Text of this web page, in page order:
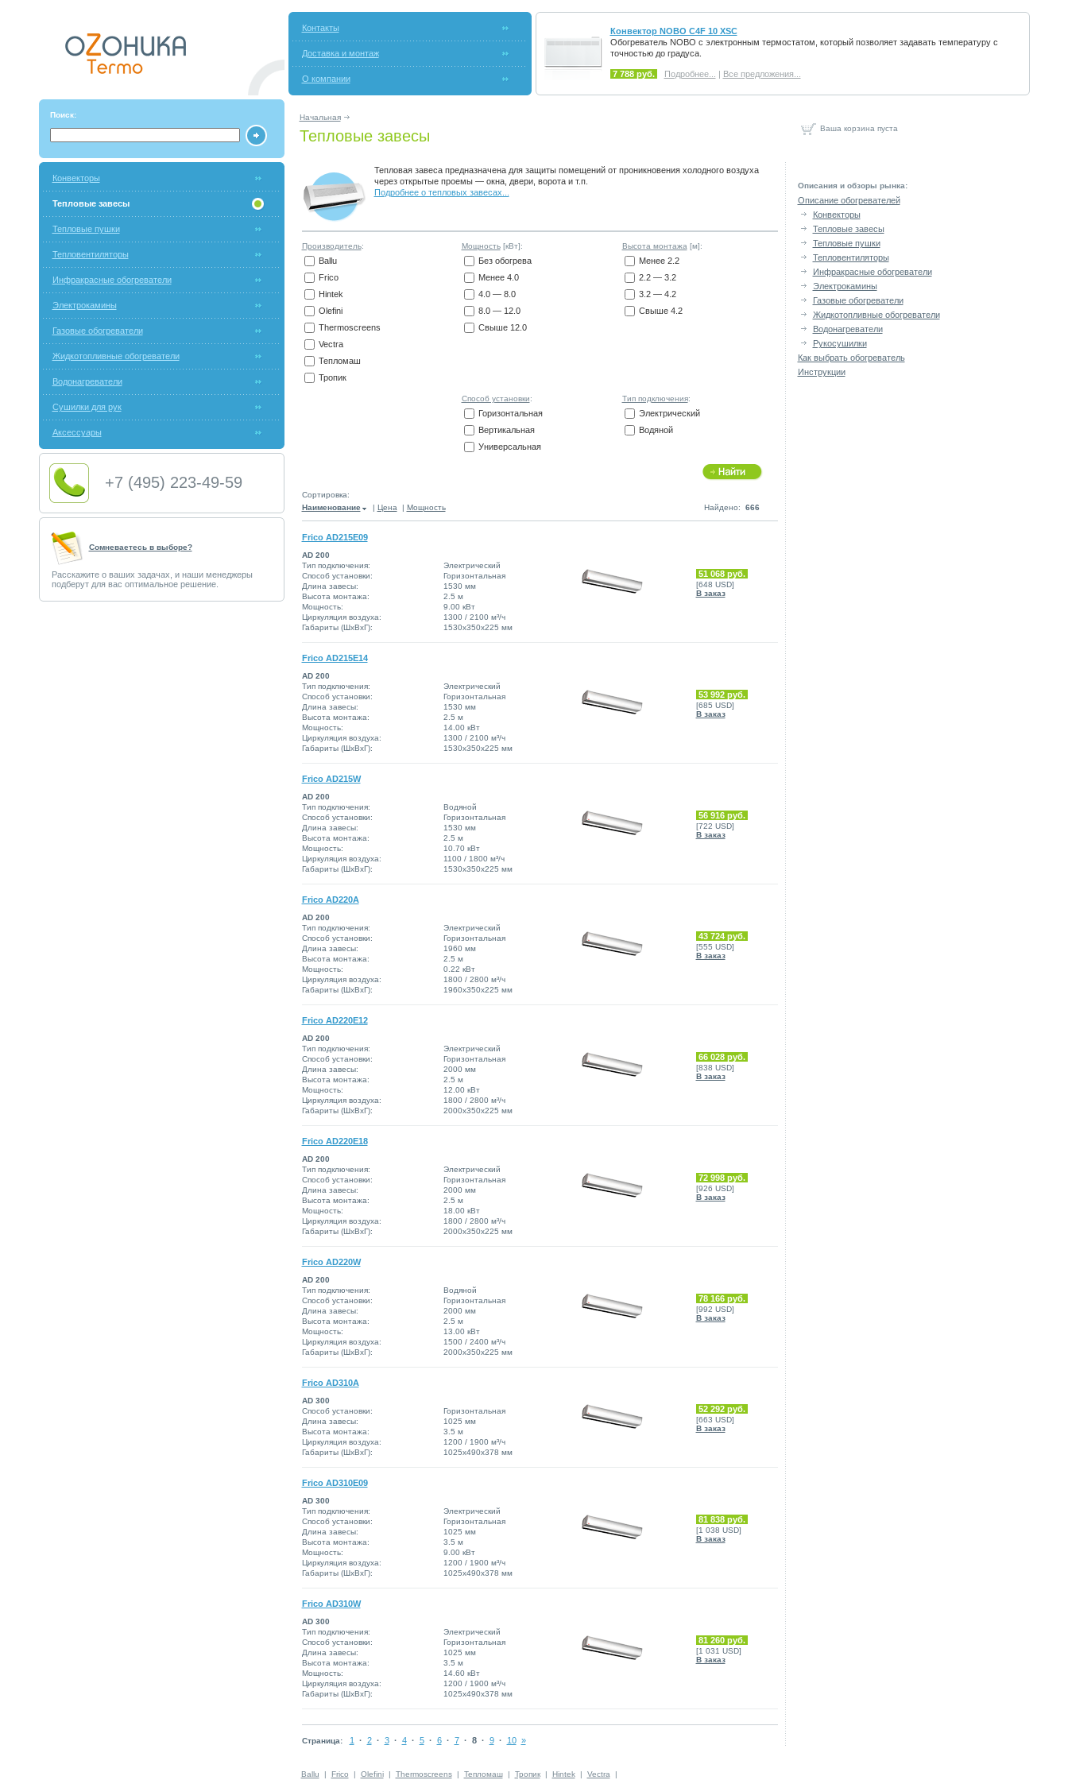
Контакты
Доставка и монтаж
О компании
Конвектор NOBO C4F 10 XSC
Обогреватель NOBO с электронным термостатом, который позволяет задавать температуру с
точностью до градуса.
7 788 руб. Подробнее... | Все предложения...
Поиск: Начальная
Тепловые завесы Ваша корзина пуста
Конвекторы
Тепловые завесы
Тепловые пушки
Тепловентиляторы
Инфракрасные обогреватели
Электрокамины
Газовые обогреватели
Жидкотопливные обогреватели
Водонагреватели
Сушилки для рук
Аксессуары
+7 (495) 223-49-59
Сомневаетесь в выборе?
Расскажите о ваших задачах, и наши менеджеры
подберут для вас оптимальное решение.
Тепловая завеса предназначена для защиты помещений от проникновения холодного воздуха
через открытые проемы — окна, двери, ворота и т.п.
Подробнее о тепловых завесах...
Производитель:
Ballu
Frico
Hintek
Olefini
Thermoscreens
Vectra
Тепломаш
Тропик
Мощность[кВт]:
Без обогрева
Менее 4.0
4.0 — 8.0
8.0 — 12.0
Свыше 12.0
Высота монтажа [м]:
Менее 2.2
2.2 — 3.2
3.2 — 4.2
Свыше 4.2
Способ установки:
Горизонтальная
Вертикальная
Универсальная
Тип подключения:
Электрический
Водяной
Сортировка:
Наименование
| Цена | Мощность Найдено: 666
Frico AD215E09
AD 200
Тип подключения:
Электрический
Способ установки:
Горизонтальная
Длина завесы:
1530 мм
Высота монтажа:
2.5 м
Мощность:
9.00 кВт
Циркуляция воздуха:
1300 / 2100 м³/ч
Габариты (ШxВxГ):
1530x350x225 мм
51 068 руб.
[648 USD]
В заказ
Frico AD215E14
AD 200
Тип подключения:
Электрический
Способ установки:
Горизонтальная
Длина завесы:
1530 мм
Высота монтажа:
2.5 м
Мощность:
14.00 кВт
Циркуляция воздуха:
1300 / 2100 м³/ч
Габариты (ШxВxГ):
1530x350x225 мм
53 992 руб.
[685 USD]
В заказ
Frico AD215W
AD 200
Тип подключения:
Водяной
Способ установки:
Горизонтальная
Длина завесы:
1530 мм
Высота монтажа:
2.5 м
Мощность:
10.70 кВт
Циркуляция воздуха:
1100 / 1800 м³/ч
Габариты (ШxВxГ):
1530x350x225 мм
56 916 руб.
[722 USD]
В заказ
Frico AD220A
AD 200
Тип подключения:
Электрический
Способ установки:
Горизонтальная
Длина завесы:
1960 мм
Высота монтажа:
2.5 м
Мощность:
0.22 кВт
Циркуляция воздуха:
1800 / 2800 м³/ч
Габариты (ШxВxГ):
1960х350х225 мм
43 724 руб.
[555 USD]
В заказ
Frico AD220E12
AD 200
Тип подключения:
Электрический
Способ установки:
Горизонтальная
Длина завесы:
2000 мм
Высота монтажа:
2.5 м
Мощность:
12.00 кВт
Циркуляция воздуха:
1800 / 2800 м³/ч
Габариты (ШxВxГ):
2000x350x225 мм
66 028 руб.
[838 USD]
В заказ
Frico AD220E18
AD 200
Тип подключения:
Электрический
Способ установки:
Горизонтальная
Длина завесы:
2000 мм
Высота монтажа:
2.5 м
Мощность:
18.00 кВт
Циркуляция воздуха:
1800 / 2800 м³/ч
Габариты (ШxВxГ):
2000x350x225 мм
72 998 руб.
[926 USD]
В заказ
Frico AD220W
AD 200
Тип подключения:
Водяной
Способ установки:
Горизонтальная
Длина завесы:
2000 мм
Высота монтажа:
2.5 м
Мощность:
13.00 кВт
Циркуляция воздуха:
1500 / 2400 м³/ч
Габариты (ШxВxГ):
2000x350x225 мм
78 166 руб.
[992 USD]
В заказ
Frico AD310A
AD 300
Способ установки:
Горизонтальная
Длина завесы:
1025 мм
Высота монтажа:
3.5 м
Циркуляция воздуха:
1200 / 1900 м³/ч
Габариты (ШxВxГ):
1025x490x378 мм
52 292 руб.
[663 USD]
В заказ
Frico AD310E09
AD 300
Тип подключения:
Электрический
Способ установки:
Горизонтальная
Длина завесы:
1025 мм
Высота монтажа:
3.5 м
Мощность:
9.00 кВт
Циркуляция воздуха:
1200 / 1900 м³/ч
Габариты (ШxВxГ):
1025x490x378 мм
81 838 руб.
[1 038 USD]
В заказ
Frico AD310W
AD 300
Тип подключения:
Электрический
Способ установки:
Горизонтальная
Длина завесы:
1025 мм
Высота монтажа:
3.5 м
Мощность:
14.60 кВт
Циркуляция воздуха:
1200 / 1900 м³/ч
Габариты (ШxВxГ):
1025x490x378 мм
81 260 руб.
[1 031 USD]
В заказ
Страница: 1 · 2 · 3 · 4 · 5 · 6 · 7 · 8 · 9 · 10 »
Описания и обзоры рынка:
Описание обогревателей
Конвекторы
Тепловые завесы
Тепловые пушки
Тепловентиляторы
Инфракрасные обогреватели
Электрокамины
Газовые обогреватели
Жидкотопливные обогреватели
Водонагреватели
Рукосушилки
Как выбрать обогреватель
Инструкции
Ballu | Frico | Olefini| Thermoscreens| Тепломаш| Тропик| Hintek| Vectra |